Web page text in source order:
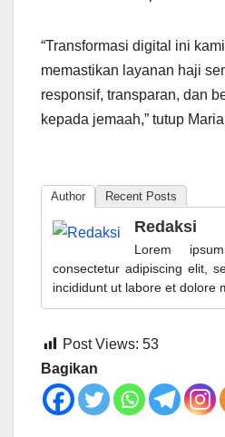
“Transformasi digital ini
memastikan layanan haji
responsif, transparan, dan
kepada jemaah,” tutup
Author Recent Posts
Redaksi
Lorem
consectetur adipiscing elit,
incididunt ut labore et dolore
Post Views: 53
Bagikan